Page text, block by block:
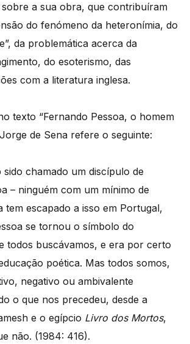
sobre a sua obra, que contribuíram
do fenómeno da heteronímia, do
da problemática acerca da
do esoterismo, das
com a literatura inglesa.
texto “Fernando Pessoa, o homem
de Sena refere o seguinte:
chamado um discípulo de
– ninguém com um mínimo de
tem escapado a isso em Portugal,
se tornou o símbolo do
todos buscávamos, e era por certo
poética. Mas todos somos,
negativo ou ambivalente
o que nos precedeu, desde a
e o egípcio Livro dos Mortos,
não. (1984: 416).